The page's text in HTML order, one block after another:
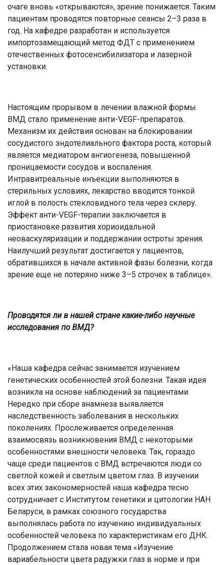
очаге вновь «открываются», зрение понижается. Таким
пациентам проводятся повторные сеансы 2–3 раза в
год. На кафедре разработан и используется
импортозамещающий метод ФДТ с применением
отечественных фотосенсибилизатора и лазерной
установки.
Настоящим прорывом в лечении влажной формы
ВМД стало применение анти-VEGF-препаратов.
Механизм их действия основан на блокировании
сосудистого эндотелиального фактора роста, который
является медиатором ангиогенеза, повышенной
проницаемости сосудов и воспаления.
Интравитреальные инъекции выполняются в
стерильных условиях, лекарство вводится тонкой
иглой в полость стекловидного тела через склеру.
Эффект анти-VEGF-терапии заключается в
приостановке развития хориоидальной
неоваскуляризации и поддержании остроты зрения.
Наилучший результат достигается у пациентов,
обратившихся в начале активной фазы болезни, когда
зрение еще не потеряно ниже 3–5 строчек в таблице».
Проводятся ли в нашей стране какие-либо научные
исследования по ВМД?
«Наша кафедра сейчас занимается изучением
генетических особенностей этой болезни. Такая идея
возникла на основе наблюдений за пациентами.
Нередко при сборе анамнеза выявляется
наследственность заболевания в нескольких
поколениях. Прослеживается определенная
взаимосвязь возникновения ВМД с некоторыми
особенностями внешности человека. Так, гораздо
чаще среди пациентов с ВМД встречаются люди со
светлой кожей и светлым цветом глаз. В изучении
всех этих закономерностей наша кафедра тесно
сотрудничает с Институтом генетики и цитологии НАН
Беларуси, в рамках союзного государства
выполнялась работа по изучению индивидуальных
особенностей человека по характеристикам его ДНК.
Продолжением стала новая тема «Изучение
вариабельности цвета радужки глаз в норме и при